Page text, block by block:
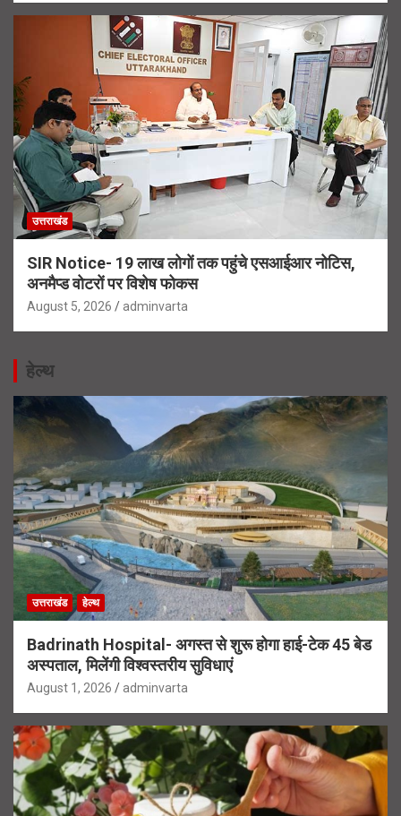
उत्तराखंड
SIR Notice- 19 लाख लोगों तक पहुंचे एसआईआर नोटिस,
अनमैप्ड वोटरों पर विशेष फोकस
August 5, 2026 adminvarta
हेल्थ
उत्तराखंड हेल्थ
Badrinath Hospital- अगस्त से शुरू होगा हाई-टेक 45 बेड
अस्पताल, मिलेंगी विश्वस्तरीय सुविधाएं
August 1, 2026 adminvarta